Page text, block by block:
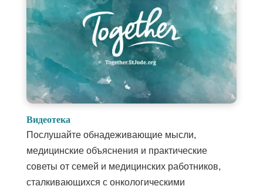
Видеотека
Послушайте обнадеживающие мысли,
медицинские объяснения и практические
советы от семей и медицинских работников,
сталкивающихся с онкологическими